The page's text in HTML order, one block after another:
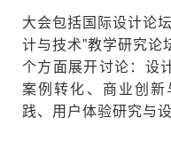
大会包括国际设计论
计与技术”教学研究论
个方面展开讨论：设
案例转化、商业创
践、用户体验研究与设